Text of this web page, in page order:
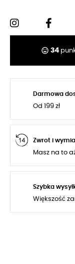
tag_faces 34
Darmowa
Od 199 zł
Zwrot i
Masz na to
Szybka
Większość